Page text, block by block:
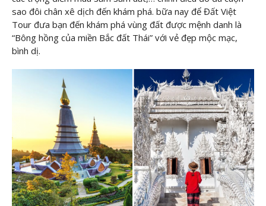
sao đôi chân xê dịch đến khám phá. bữa nay để Đất Việt
Tour đưa bạn đến khám phá vùng đất được mệnh danh là
“Bông hồng của miền Bắc đất Thái” với vẻ đẹp mộc mạc,
bình dị.